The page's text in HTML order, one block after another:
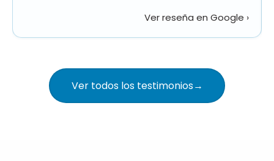
Ver reseña en Google ›
Ver todos los testimonios→